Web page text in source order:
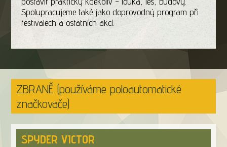
Spolupracujeme také jako doprovodný program při
festivalech a ostatních akcí.
ZBRANĚ (používáme poloautomatické
značkovače)
SPYDER VICTOR